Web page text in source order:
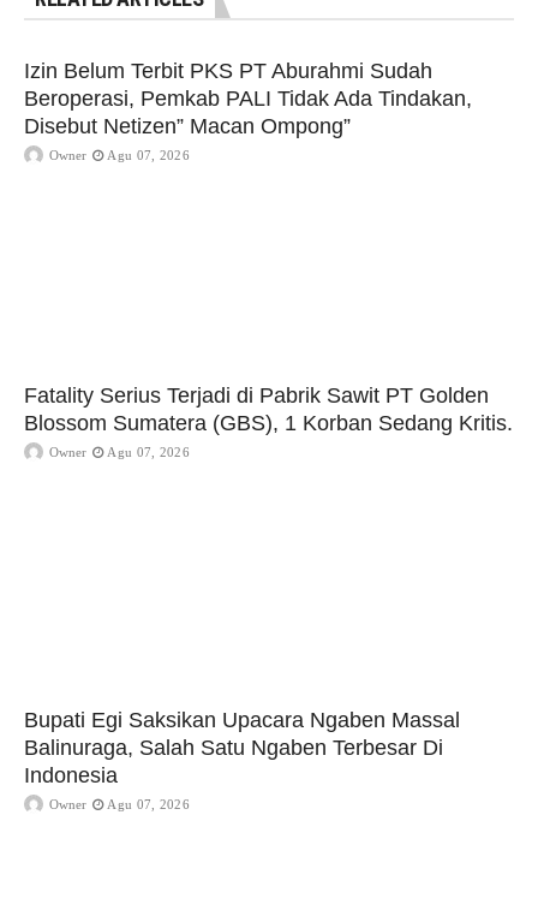
Izin Belum Terbit PKS PT Aburahmi Sudah
Beroperasi, Pemkab PALI Tidak Ada Tindakan,
Disebut Netizen” Macan Ompong”
Owner Agu 07, 2026
Fatality Serius Terjadi di Pabrik Sawit PT Golden
Blossom Sumatera (GBS), 1 Korban Sedang Kritis.
Owner Agu 07, 2026
Bupati Egi Saksikan Upacara Ngaben Massal
Balinuraga, Salah Satu Ngaben Terbesar Di
Indonesia
Owner Agu 07, 2026